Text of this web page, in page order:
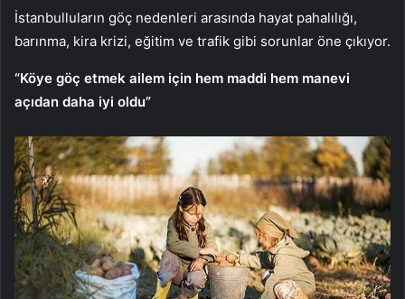
İstanbulluların göç nedenleri arasında hayat pahalılığı,
barınma, kira krizi, eğitim ve trafik gibi sorunlar öne çıkıyor.
“Köye göç etmek ailem için hem maddi hem manevi
açıdan daha iyi oldu”